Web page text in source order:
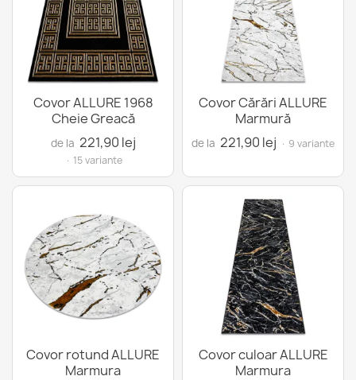
Covor ALLURE 1968
Cheie Greacă
de la 221,90 lej
· 15 variante
Covor Cărări ALLURE
Marmură
de la 221,90 lej · 9 variante
Covor rotund ALLURE
Marmura
Covor culoar ALLURE
Marmura